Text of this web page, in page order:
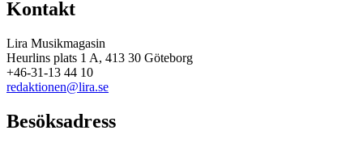
Kontakt
Lira Musikmagasin
Heurlins plats 1 A, 413 30 Göteborg
+46-31-13 44 10
redaktionen@lira.se
Besöksadress